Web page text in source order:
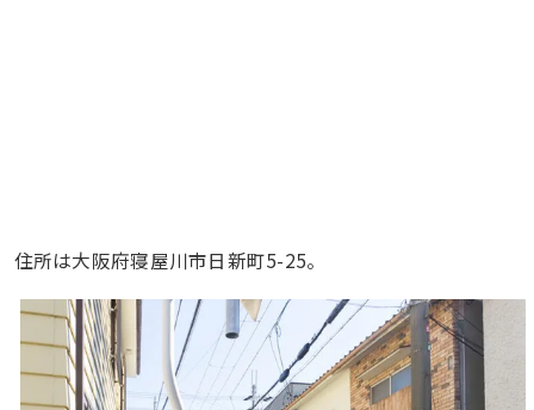
住所は大阪府寝屋川市日新町5-25。